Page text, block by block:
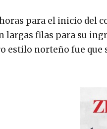
para el inicio del
largas filas para su
estilo norteño fue